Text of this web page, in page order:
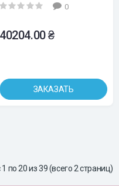
0
40204.00 ₴
ЗАКАЗАТЬ
1 по 20 из 39 (всего 2 страниц)